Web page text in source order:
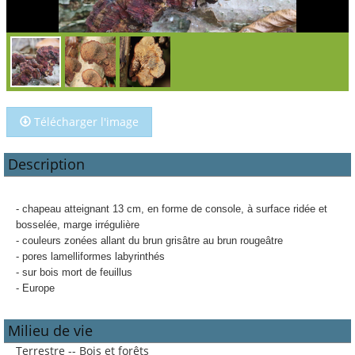
Télécharger l'image
Description
- chapeau atteignant 13 cm, en forme de console, à surface ridée et
bosselée, marge irrégulière
- couleurs zonées allant du brun grisâtre au brun rougeâtre
- pores lamelliformes labyrinthés
- sur bois mort de feuillus
- Europe
Milieu de vie
Terrestre -- Bois et forêts